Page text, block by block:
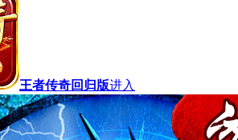
王者传奇回归版进入